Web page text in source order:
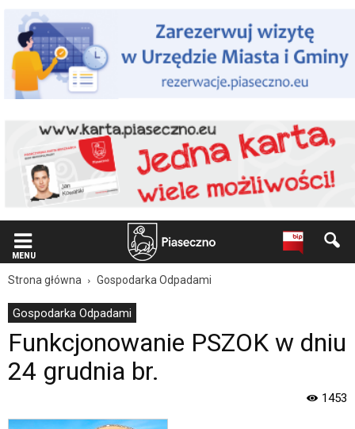
użytkowników
czytników
ekranowych Znajdujesz
się
podstronie
"Funkcjonowanie
PSZOK
grudnia
Oficjalna
Miasta
Gminy
Strona
MENU
Strona główna Gospodarka Odpadami
Gospodarka Odpadami
Funkcjonowanie PSZOK w dniu
24 grudnia br.
1453